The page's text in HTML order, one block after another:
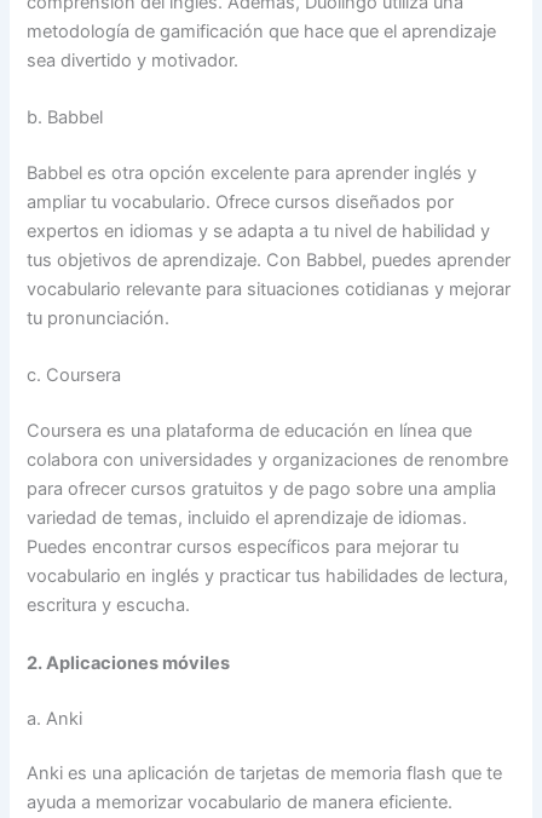
metodología de gamificación que hace que el aprendizaje
sea divertido y motivador.
b. Babbel
Babbel es otra opción excelente para aprender inglés y
ampliar tu vocabulario. Ofrece cursos diseñados por
expertos en idiomas y se adapta a tu nivel de habilidad y
tus objetivos de aprendizaje. Con Babbel, puedes aprender
vocabulario relevante para situaciones cotidianas y mejorar
tu pronunciación.
c. Coursera
Coursera es una plataforma de educación en línea que
colabora con universidades y organizaciones de renombre
para ofrecer cursos gratuitos y de pago sobre una amplia
variedad de temas, incluido el aprendizaje de idiomas.
Puedes encontrar cursos específicos para mejorar tu
vocabulario en inglés y practicar tus habilidades de lectura,
escritura y escucha.
2. Aplicaciones móviles
a. Anki
Anki es una aplicación de tarjetas de memoria flash que te
ayuda a memorizar vocabulario de manera eficiente.